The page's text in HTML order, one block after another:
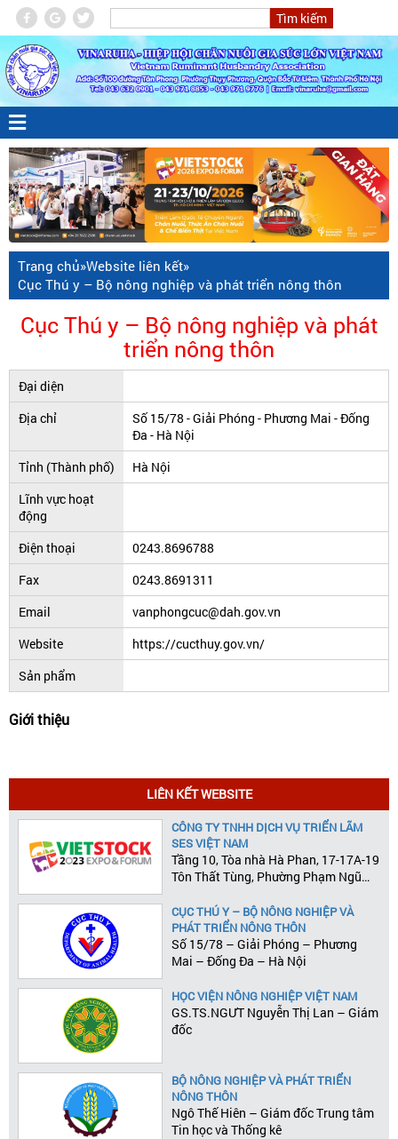
Trang chủ»Website liên kết»
Cục Thú y – Bộ nông nghiệp và phát triển nông thôn
Cục Thú y – Bộ nông nghiệp và phát
triển nông thôn
Đại diện
Địa chỉ
Số 15/78 - Giải Phóng - Phương Mai - Đống
Đa - Hà Nội
Tỉnh (Thành phố)
Hà Nội
Lĩnh vực hoạt
động
Điện thoại
0243.8696788
Fax
0243.8691311
Email
vanphongcuc@dah.gov.vn
Website
https://cucthuy.gov.vn/
Sản phẩm
Giới thiệu
LIÊN KẾT WEBSITE
CÔNG TY TNHH DỊCH VỤ TRIỂN LÃM
SES VIỆT NAM
Tầng 10, Tòa nhà Hà Phan, 17-17A-19
Tôn Thất Tùng, Phường Phạm Ngũ
CỤC THÚ Y – BỘ NÔNG NGHIỆP VÀ
PHÁT TRIỂN NÔNG THÔN
Số 15/78 – Giải Phóng – Phương
Mai – Đống Đa – Hà Nội
HỌC VIỆN NÔNG NGHIỆP VIỆT NAM
GS.TS.NGƯT Nguyễn Thị Lan – Giám
đốc
BỘ NÔNG NGHIỆP VÀ PHÁT TRIỂN
NÔNG THÔN
Ngô Thế Hiên – Giám đốc Trung tâm
Tin học và Thống kê